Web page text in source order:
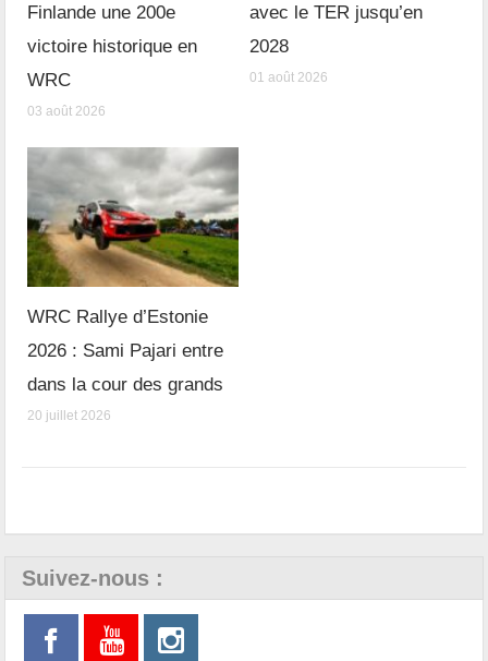
Finlande une 200e
victoire historique en
WRC
03 août 2026
avec le TER jusqu’en
2028
01 août 2026
WRC Rallye d’Estonie
2026 : Sami Pajari entre
dans la cour des grands
20 juillet 2026
Suivez-nous :